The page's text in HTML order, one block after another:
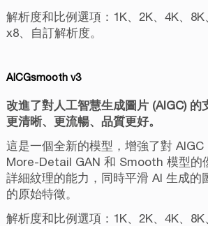
解析度和比例選項：1K、2K、4K、8K
x8、自訂解析度。
AICGsmooth v3
改進了對人工智慧生成圖片 (AIGC) 的
更清晰、更流暢、品質更好。
這是一個全新的模型，增強了對 AIGC
More-Detail GAN 和 Smooth 模型的
詳細紋理的能力，同時平滑 AI 生成的
的原始特徵。
解析度和比例選項：1K、2K、4K、8K